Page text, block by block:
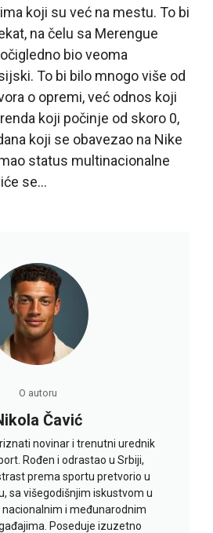
koji su već na mestu. To bi
na čelu sa Merengue
bio veoma
To bi bilo mnogo više od
o opremi, već odnos koji
koji počinje od skoro 0,
koji se obavezao na Nike
status multinacionalne
se…
O autoru
Čavić
novinar i trenutni urednik
Rođen i odrastao u Srbiji,
prema sportu pretvorio u
sa višegodišnjim iskustvom u
i međunarodnim
Poseduje izuzetno